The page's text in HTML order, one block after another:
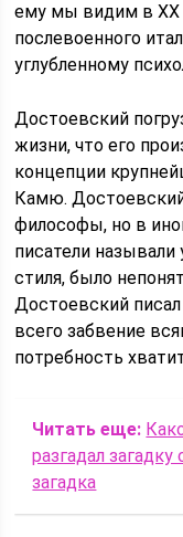
ему мы видим в XX
послевоенного
углубленному
Достоевский
жизни, что его
концепции
Камю.
философы, но в
писатели
стиля, было
Достоевский
всего забвение
потребность
Читать еще:
разгадал
загадка